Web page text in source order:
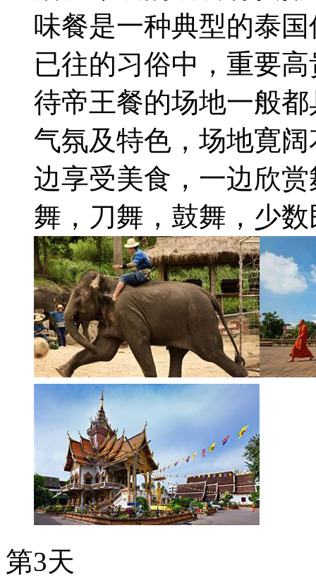
味餐是一种典型的泰
已往的习俗中，重要
待帝王餐的场地一般
气氛及特色，场地寛
边享受美食，一边欣
舞，刀舞，鼓舞，少
第3天